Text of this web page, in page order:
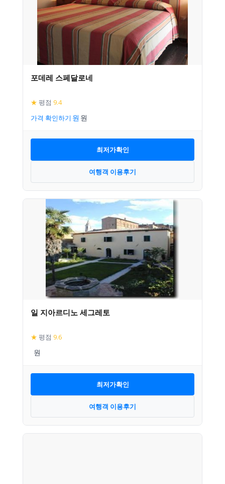
포데레 스페달로네
★ 평점 9.4
가격 확인하기
최저가확인
여행객 이용후기
일 지아르디노 세그레토
★ 평점 9.6
최저가확인
여행객 이용후기